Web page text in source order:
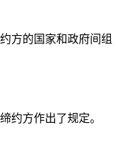
方的国家和政府间组
约方作出了规定。